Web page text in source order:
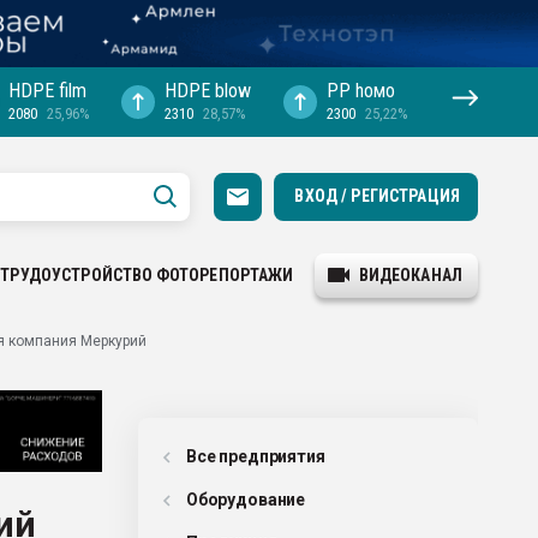
HDPE film
2080 25,96%
HDPE blow
2310 28,57%
PP hомо
2300 25,22%
ВХОД / РЕГИСТРАЦИЯ
ТРУДОУСТРОЙСТВО ФОТОРЕПОРТАЖИ ВИДЕОКАНАЛ
компания Меркурий
Все предприятия
Оборудованиe